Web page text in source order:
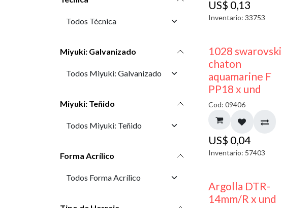
Miyuki: Galvanizado
Miyuki: Teñido
Forma Acrílico
US$ 0,13
Inventario: 33753
1028 swarovski
chaton
aquamarine F
PP18 x und
Cod: 09406
US$ 0,04
Inventario: 57403
Argolla DTR-
14mm/R x und